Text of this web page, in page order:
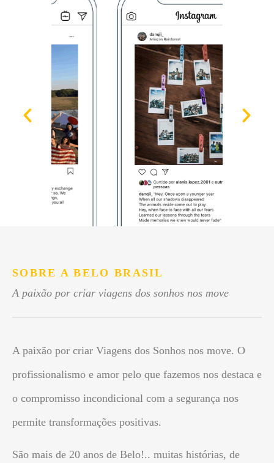
SOBRE A BELO BRASIL
A paixão por criar viagens dos sonhos nos move
A paixão por criar Viagens dos Sonhos nos move. O
profissionalismo e amor pelo que fazemos nos destaca e
o compromisso incondicional com a segurança nos
permite transformações positivas.
São mais de 20 anos de Belo!.. muitas histórias, de